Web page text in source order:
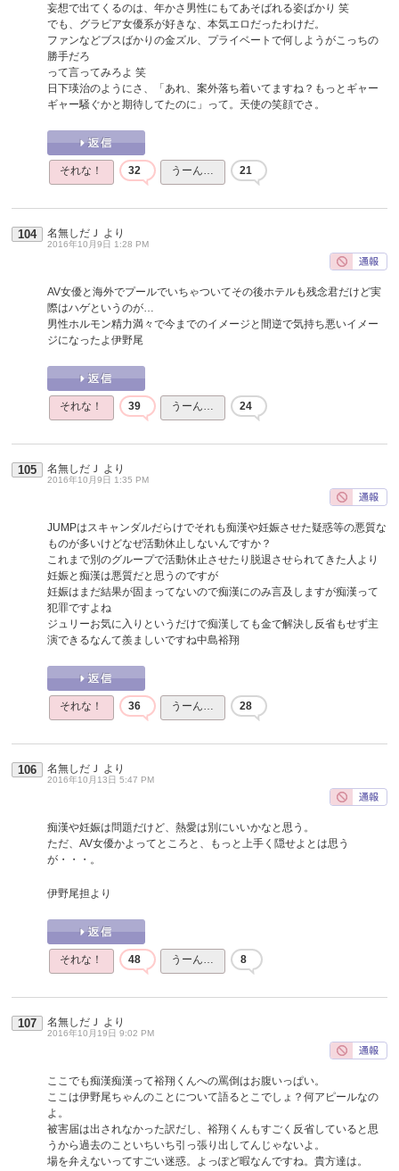
妄想で出てくるのは、年かさ男性にもてあそばれる姿ばかり 笑
でも、グラビア女優系が好きな、本気エロだったわけだ。
ファンなどブスばかりの金ズル、プライベートで何しようがこっちの
勝手だろ
って言ってみろよ 笑
日下瑛治のようにさ、「あれ、案外落ち着いてますね？もっとギャー
ギャー騒ぐかと期待してたのに」って。天使の笑顔でさ。
それな！ 32 うーん… 21
104 名無しだＪ より
2016年10月9日 1:28 PM
AV女優と海外でプールでいちゃついてその後ホテルも残念君だけど実
際はハゲというのが…
男性ホルモン精力満々で今までのイメージと間逆で気持ち悪いイメー
ジになったよ伊野尾
それな！ 39 うーん… 24
105 名無しだＪ より
2016年10月9日 1:35 PM
JUMPはスキャンダルだらけでそれも痴漢や妊娠させた疑惑等の悪質な
ものが多いけどなぜ活動休止しないんですか？
これまで別のグループで活動休止させたり脱退させられてきた人より
妊娠と痴漢は悪質だと思うのですが
妊娠はまだ結果が固まってないので痴漢にのみ言及しますが痴漢って
犯罪ですよね
ジュリーお気に入りというだけで痴漢しても金で解決し反省もせず主
演できるなんて羨ましいですね中島裕翔
それな！ 36 うーん… 28
106 名無しだＪ より
2016年10月13日 5:47 PM
痴漢や妊娠は問題だけど、熱愛は別にいいかなと思う。
ただ、AV女優かよってところと、もっと上手く隠せよとは思う
が・・・。
伊野尾担より
それな！ 48 うーん… 8
107 名無しだＪ より
2016年10月19日 9:02 PM
ここでも痴漢痴漢って裕翔くんへの罵倒はお腹いっぱい。
ここは伊野尾ちゃんのことについて語るとこでしょ？何アピールなの
よ。
被害届は出されなかった訳だし、裕翔くんもすごく反省していると思
うから過去のこといちいち引っ張り出してんじゃないよ。
場を弁えないってすごい迷惑。よっぽど暇なんですね。貴方達は。